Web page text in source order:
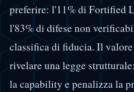
preferire: l'11% di Fortified
l'83% di difese non
classifica di fiducia. Il
rivelare una legge
la capability e penalizza la